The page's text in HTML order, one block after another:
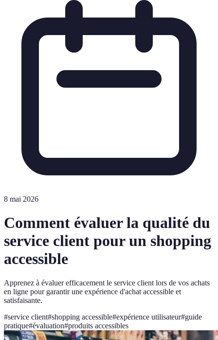
8 mai 2026
Comment évaluer la qualité du
service client pour un shopping
accessible
Apprenez à évaluer efficacement le service client lors de vos achats
en ligne pour garantir une expérience d'achat accessible et
satisfaisante.
#service client#shopping accessible#expérience utilisateur#guide
pratique#évaluation#produits accessibles